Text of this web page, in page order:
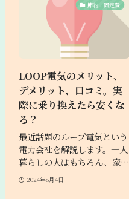
節約 固定費
LOOP電気のメリット、
デメリット、口コミ。実
際に乗り換えたら安くな
る？
最近話題のループ電気という
電力会社を解説します。一人
暮らしの人はもちろん、家…
2024年8月4日